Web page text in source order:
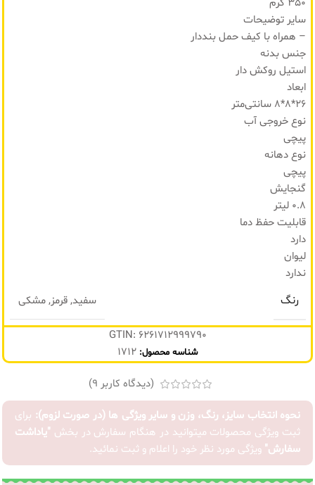
350 گرم
سایر توضیحات
– همراه با کیف حمل بنددار
جنس بدنه
استیل روکش دار
ابعاد
26*8*8 سانتی‌متر
نوع خروجی آب
پیچی
نوع دهانه
پیچی
گنجایش
0.8 لیتر
قابلیت حفظ دما
دارد
لیوان
ندارد
رنگ سفید, قرمز, مشکی
GTIN: 6261712999790
شناسه محصول: 1712
(دیدگاه کاربر 9
)
نحوه انتخاب سایز، رنگ، وزن و سایر ویژگی ها (در صورت لزوم): برای
ثبت ویژگی محصولات میتوانید در هنگام سفارش در بخش "یاداشت
سفارش" ویژگی مورد نظر خود را اعلام و ثبت نمائید.